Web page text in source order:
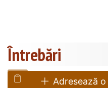
Întrebări
Adresează